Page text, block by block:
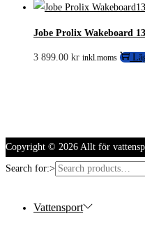
Jobe Prolix Wakeboard
3 899.00 kr inkl.moms
Copyright © 2026 Allt för
Search for:>
Vattensport